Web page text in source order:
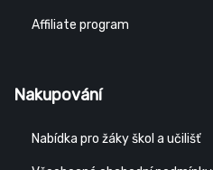
Affiliate program
Nakupování
Nabídka pro žáky škol a učilišť